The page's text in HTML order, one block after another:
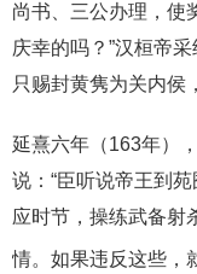
尚书、三公办理，使
庆幸的吗？”汉桓帝
只赐封黄隽为关内侯
延熹六年（163年）
说：“臣听说帝王到
应时节，操练武备射
情。如果违反这些，